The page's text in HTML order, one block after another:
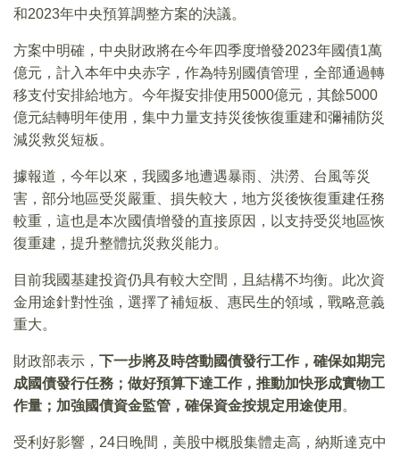
和2023年中央預算調整方案的決議。
方案中明確，中央財政將在今年四季度增發2023年國債1萬
億元，計入本年中央赤字，作為特别國債管理，全部通過轉
移支付安排給地方。今年擬安排使用5000億元，其餘5000
億元結轉明年使用，集中力量支持災後恢復重建和彌補防災
減災救災短板。
據報道，今年以來，我國多地遭遇暴雨、洪澇、台風等災
害，部分地區受災嚴重、損失較大，地方災後恢復重建任務
較重，這也是本次國債增發的直接原因，以支持受災地區恢
復重建，提升整體抗災救災能力。
目前我國基建投資仍具有較大空間，且結構不均衡。此次資
金用途針對性強，選擇了補短板、惠民生的領域，戰略意義
重大。
財政部表示， 下一步將及時啓動國債發行工作，確保如期完
成國債發行任務；做好預算下達工作，推動加快形成實物工
作量；加強國債資金監管，確保資金按規定用途使用 。
受利好影響，24日晚間，美股中概股集體走高，納斯達克中